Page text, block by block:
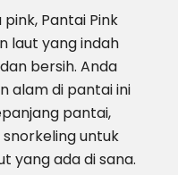
Pantai Pink
laut yang indah
bersih. Anda
alam di pantai ini
pantai,
untuk
yang ada di sana.